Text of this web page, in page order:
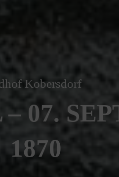
Kobersdorf
07.
1870